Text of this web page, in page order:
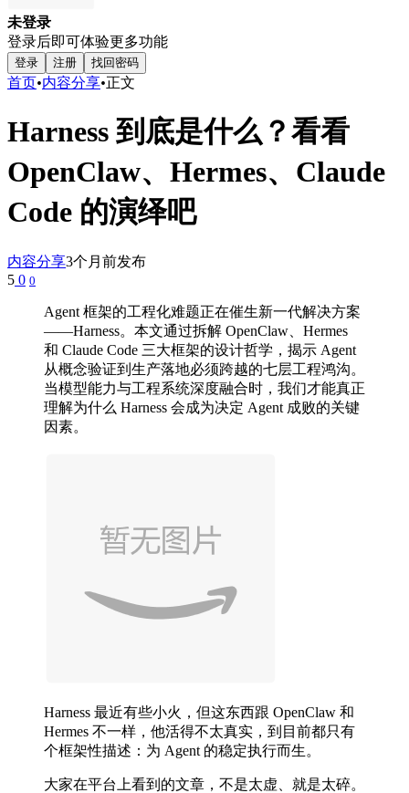
未登录
登录后即可体验更多功能
登录 注册 找回密码
首页•内容分享•正文
Harness 到底是什么？看看
OpenClaw、Hermes、Claude
Code 的演绎吧
内容分享3个月前发布
5 0 0
Agent 框架的工程化难题正在催生新一代解决方案
——Harness。本文通过拆解 OpenClaw、Hermes
和 Claude Code 三大框架的设计哲学，揭示 Agent
从概念验证到生产落地必须跨越的七层工程鸿沟。
当模型能力与工程系统深度融合时，我们才能真正
理解为什么 Harness 会成为决定 Agent 成败的关键
因素。
Harness 最近有些小火，但这东西跟 OpenClaw 和
Hermes 不一样，他活得不太真实，到目前都只有
个框架性描述：为 Agent 的稳定执行而生。
大家在平台上看到的文章，不是太虚、就是太碎。